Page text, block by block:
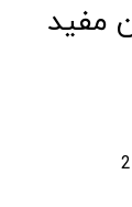
مفید
2